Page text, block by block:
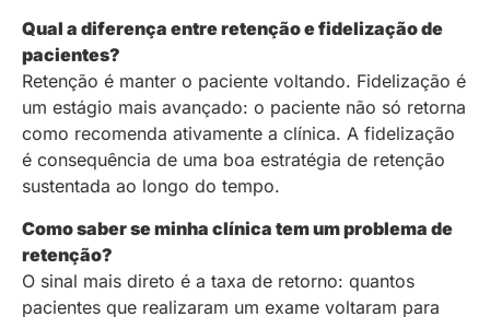
Qual a diferença entre retenção e fidelização de
pacientes?
Retenção é manter o paciente voltando. Fidelização é
um estágio mais avançado: o paciente não só retorna
como recomenda ativamente a clínica. A fidelização
é consequência de uma boa estratégia de retenção
sustentada ao longo do tempo.
Como saber se minha clínica tem um problema de
retenção?
O sinal mais direto é a taxa de retorno: quantos
pacientes que realizaram um exame voltaram para